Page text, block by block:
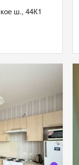
ш., 44К1